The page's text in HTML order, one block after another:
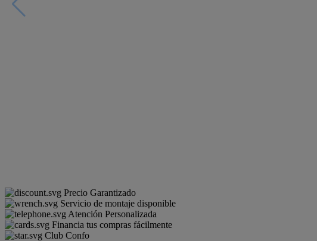
Precio Garantizado
Servicio de montaje disponible
Atención Personalizada
Financia tus compras fácilmente
Club Confo